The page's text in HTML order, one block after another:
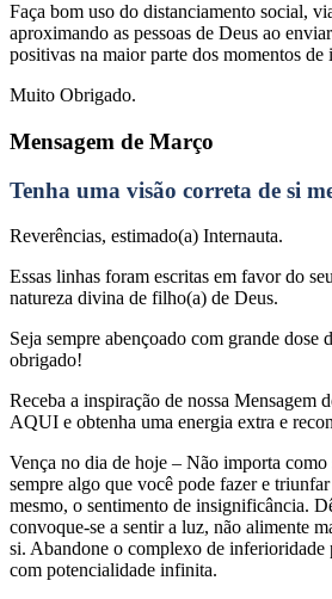
Faça bom uso do distanciamento social,
aproximando as pessoas de Deus ao
positivas na maior parte dos momentos de
Muito Obrigado.
Mensagem de Março
Tenha uma visão correta de si
Reverências, estimado(a) Internauta.
Essas linhas foram escritas em favor do
natureza divina de filho(a) de Deus.
Seja sempre abençoado com grande
obrigado!
Receba a inspiração de nossa
AQUI e obtenha uma energia extra e
Vença no dia de hoje – Não importa como
sempre algo que você pode fazer e
mesmo, o sentimento de insignificância.
convoque-se a sentir a luz, não alimente
si. Abandone o complexo de inferioridade
com potencialidade infinita.